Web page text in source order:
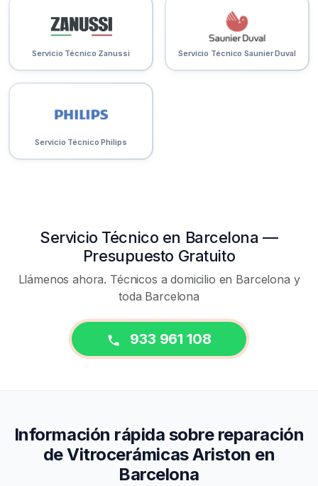
Servicio Técnico Zanussi Servicio Técnico Saunier Duval
Servicio Técnico Philips
Servicio Técnico en Barcelona —
Presupuesto Gratuito
Llámenos ahora. Técnicos a domicilio en Barcelona y
toda Barcelona
933 961 108
Información rápida sobre reparación
de Vitrocerámicas Ariston en
Barcelona